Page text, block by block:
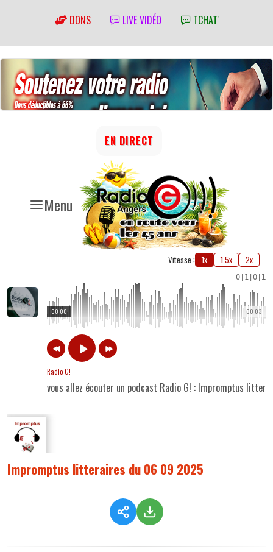
DONS LIVE VIDÉO TCHAT'
Menu
EN DIRECT
Vitesse : 1x 1.5x 2x
0 1 0 1
00:03
00:00
Radio G!
vous allez écouter un podcast Radio G! : Impromptus
Impromptus litteraires du 06 09 2025